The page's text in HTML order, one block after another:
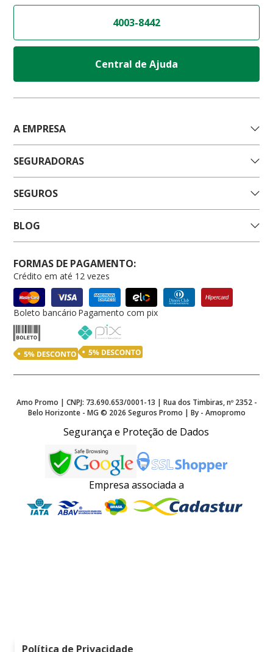
Política de Privacidade
4003-8442
Central de Ajuda
A EMPRESA
SEGURADORAS
SEGUROS
BLOG
FORMAS DE PAGAMENTO:
Crédito em até 12 vezes
Boleto bancário Pagamento com pix
Amo Promo | CNPJ: 73.690.653/0001-13 | Rua dos Timbiras, nº 2352 -
Belo Horizonte - MG © 2026 Seguros Promo | By - Amopromo
Segurança e Proteção de Dados
Empresa associada a